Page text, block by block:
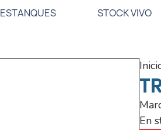
ESTANQUES STOCK VIVO
En